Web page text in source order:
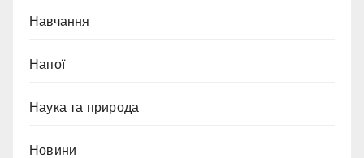
Навчання
Напої
Наука та природа
Новини